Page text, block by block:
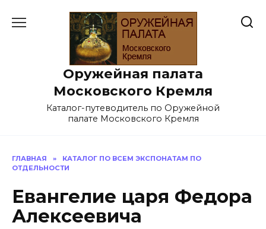
Оружейная палата
Московского Кремля
Каталог-путеводитель по Оружейной
палате Московского Кремля
ГЛАВНАЯ »
КАТАЛОГ ПО ВСЕМ ЭКСПОНАТАМ ПО
ОТДЕЛЬНОСТИ
Евангелие царя Федора
Алексеевича